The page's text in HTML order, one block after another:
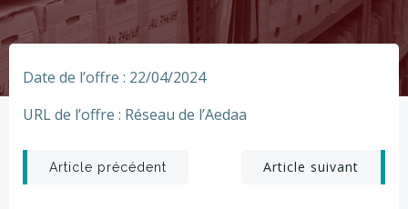
Date de l’offre : 22/04/2024
URL de l’offre : Réseau de l’Aedaa
Post
Article précédent
PostArticle suivant